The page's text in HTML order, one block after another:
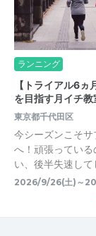
ランニング
【トライアル6
を目指す月イチ
東京都千代田区
今シーズンこそ
へ！頑張ってい
い、後半失速し
2026/9/26(土)～